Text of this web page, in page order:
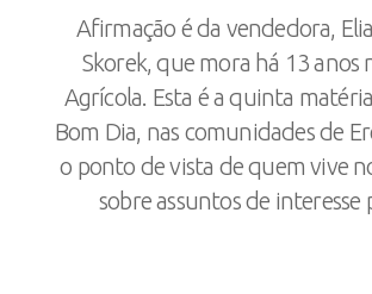
Afirmação é da vendedora,
Skorek, que mora há 13 anos
Agrícola. Esta é a quinta
Bom Dia, nas comunidades de
o ponto de vista de quem vive
sobre assuntos de interesse